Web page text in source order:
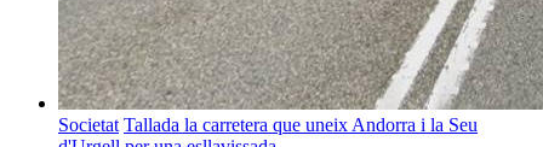
Societat Tallada la carretera que uneix Andorra i la Seu